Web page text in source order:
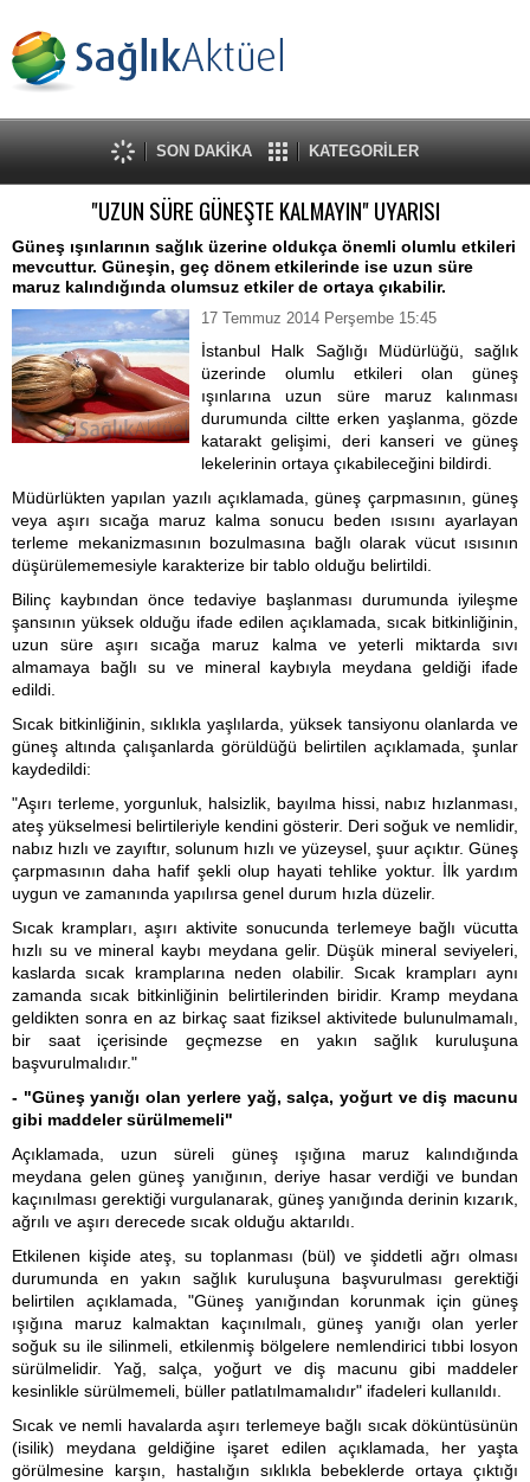
SON DAKİKA KATEGORİLER
"UZUN SÜRE GÜNEŞTE KALMAYIN" UYARISI
Güneş ışınlarının sağlık üzerine oldukça önemli olumlu etkileri
mevcuttur. Güneşin, geç dönem etkilerinde ise uzun süre
maruz kalındığında olumsuz etkiler de ortaya çıkabilir.
17 Temmuz 2014 Perşembe 15:45
İstanbul Halk Sağlığı Müdürlüğü, sağlık
üzerinde olumlu etkileri olan güneş
ışınlarına uzun süre maruz kalınması
durumunda ciltte erken yaşlanma, gözde
katarakt gelişimi, deri kanseri ve güneş
lekelerinin ortaya çıkabileceğini bildirdi.
Müdürlükten yapılan yazılı açıklamada, güneş çarpmasının, güneş
veya aşırı sıcağa maruz kalma sonucu beden ısısını ayarlayan
terleme mekanizmasının bozulmasına bağlı olarak vücut ısısının
düşürülememesiyle karakterize bir tablo olduğu belirtildi.
Bilinç kaybından önce tedaviye başlanması durumunda iyileşme
şansının yüksek olduğu ifade edilen açıklamada, sıcak bitkinliğinin,
uzun süre aşırı sıcağa maruz kalma ve yeterli miktarda sıvı
almamaya bağlı su ve mineral kaybıyla meydana geldiği ifade
edildi.
Sıcak bitkinliğinin, sıklıkla yaşlılarda, yüksek tansiyonu olanlarda ve
güneş altında çalışanlarda görüldüğü belirtilen açıklamada, şunlar
kaydedildi:
"Aşırı terleme, yorgunluk, halsizlik, bayılma hissi, nabız hızlanması,
ateş yükselmesi belirtileriyle kendini gösterir. Deri soğuk ve nemlidir,
nabız hızlı ve zayıftır, solunum hızlı ve yüzeysel, şuur açıktır. Güneş
çarpmasının daha hafif şekli olup hayati tehlike yoktur. İlk yardım
uygun ve zamanında yapılırsa genel durum hızla düzelir.
Sıcak krampları, aşırı aktivite sonucunda terlemeye bağlı vücutta
hızlı su ve mineral kaybı meydana gelir. Düşük mineral seviyeleri,
kaslarda sıcak kramplarına neden olabilir. Sıcak krampları aynı
zamanda sıcak bitkinliğinin belirtilerinden biridir. Kramp meydana
geldikten sonra en az birkaç saat fiziksel aktivitede bulunulmamalı,
bir saat içerisinde geçmezse en yakın sağlık kuruluşuna
başvurulmalıdır."
- "Güneş yanığı olan yerlere yağ, salça, yoğurt ve diş macunu
gibi maddeler sürülmemeli"
Açıklamada, uzun süreli güneş ışığına maruz kalındığında
meydana gelen güneş yanığının, deriye hasar verdiği ve bundan
kaçınılması gerektiği vurgulanarak, güneş yanığında derinin kızarık,
ağrılı ve aşırı derecede sıcak olduğu aktarıldı.
Etkilenen kişide ateş, su toplanması (bül) ve şiddetli ağrı olması
durumunda en yakın sağlık kuruluşuna başvurulması gerektiği
belirtilen açıklamada, "Güneş yanığından korunmak için güneş
ışığına maruz kalmaktan kaçınılmalı, güneş yanığı olan yerler
soğuk su ile silinmeli, etkilenmiş bölgelere nemlendirici tıbbi losyon
sürülmelidir. Yağ, salça, yoğurt ve diş macunu gibi maddeler
kesinlikle sürülmemeli, büller patlatılmamalıdır" ifadeleri kullanıldı.
Sıcak ve nemli havalarda aşırı terlemeye bağlı sıcak döküntüsünün
(isilik) meydana geldiğine işaret edilen açıklamada, her yaşta
görülmesine karşın, hastalığın sıklıkla bebeklerde ortaya çıktığı